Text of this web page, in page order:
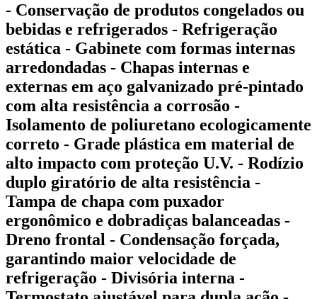
- Conservação de produtos congelados ou
bebidas e refrigerados - Refrigeração
estática - Gabinete com formas internas
arredondadas - Chapas internas e
externas em aço galvanizado pré-pintado
com alta resistência a corrosão -
Isolamento de poliuretano ecologicamente
correto - Grade plástica em material de
alto impacto com proteção U.V. - Rodízio
duplo giratório de alta resistência -
Tampa de chapa com puxador
ergonômico e dobradiças balanceadas -
Dreno frontal - Condensação forçada,
garantindo maior velocidade de
refrigeração - Divisória interna -